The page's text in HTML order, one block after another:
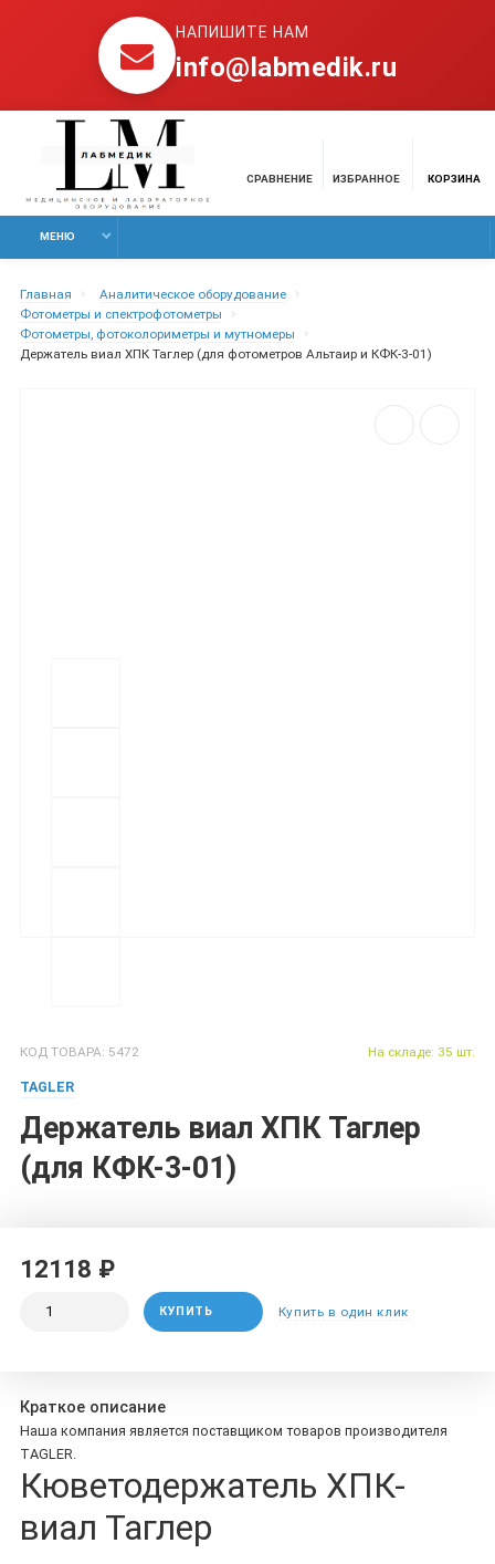
НАПИШИТЕ НАМ
info@labmedik.ru
СРАВНЕНИЕ ИЗБРАННОЕ КОРЗИНА
МЕНЮ
Главная
Аналитическое оборудование
Фотометры и спектрофотометры
Фотометры, фотоколориметры и мутномеры
Держатель виал ХПК Таглер (для фотометров Альтаир и КФК-3-01)
КОД ТОВАРА: 5472
TAGLER
Держатель виал ХПК Таглер
(для КФК-3-01)
На складе: 35 шт.
12118 ₽
КУПИТЬ Купить в один клик
Краткое описание
Наша компания является поставщиком товаров производителя
TAGLER.
Кюветодержатель ХПК-
виал Таглер